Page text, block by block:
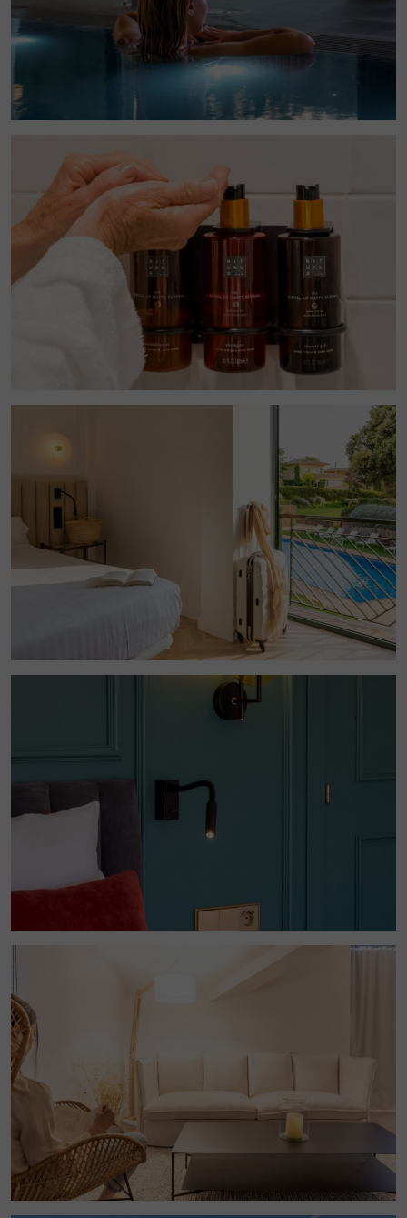
Modificar cookies
Técnicas y funcionales
Siempre activas
información con la finalidad de mejorar nuestros servicios.
Si continua navegando, supone la aceptación de la
instalación de las mismas. El usuario tiene la posibilidad
de configurar su navegador pudiendo, si así lo desea,
impedir que sean instaladas en su disco duro, aunque
deberá tener en cuenta que dicha acción podrá ocasionar
dificultades de navegación de la página web.
Analíticas y personalización
Permiten realizar el seguimiento y análisis del
comportamiento de los usuarios de este sitio web. La
información recogida mediante este tipo de cookies se
utiliza en la medición de la actividad de la web para la
elaboración de perfiles de navegación de los usuarios con
el fin de introducir mejoras en función del análisis de los
datos de uso que hacen los usuarios del servicio. Permiten
guardar la información de preferencia del usuario para
mejorar la calidad de nuestros servicios y para ofrecer una
Marketing y publicidad
Estas cookies son utilizadas para almacenar información
sobre las preferencias y elecciones personales del usuario
a través de la observación continuada de sus hábitos de
navegación. Gracias a ellas, podemos conocer los hábitos
de navegación en el sitio web y mostrar publicidad
relacionada con el perfil de navegación del usuario.